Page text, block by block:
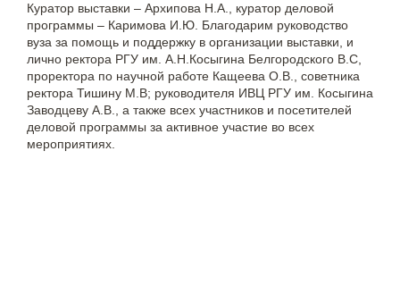
Куратор выставки – Архипова Н.А., куратор деловой
программы – Каримова И.Ю. Благодарим руководство
вуза за помощь и поддержку в организации выставки, и
лично ректора РГУ им. А.Н.Косыгина Белгородского В.С,
проректора по научной работе Кащеева О.В., советника
ректора Тишину М.В; руководителя ИВЦ РГУ им. Косыгина
Заводцеву А.В., а также всех участников и посетителей
деловой программы за активное участие во всех
мероприятиях.